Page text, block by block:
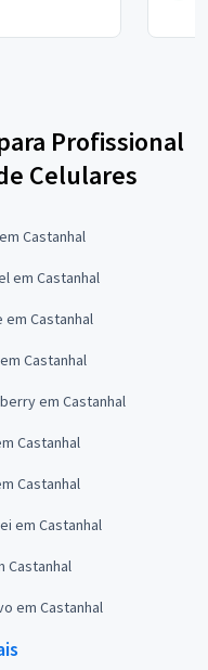
Profissional
Celulares
Castanhal
em Castanhal
em Castanhal
Castanhal
em Castanhal
Castanhal
Castanhal
em Castanhal
Castanhal
em Castanhal